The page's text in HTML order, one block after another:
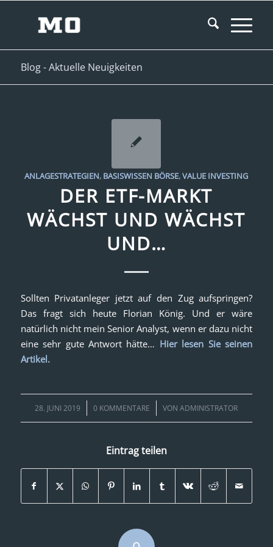
Blog - Aktuelle Neuigkeiten
ANLAGESTRATEGIEN, BASISWISSEN BÖRSE,VALUE INVESTING
DER ETF-MARKT
WÄCHST UND WÄCHST
UND…
Sollten Privatanleger jetzt auf den Zug aufspringen?
Das fragt sich heute Florian König. Und er wäre
natürlich nicht mein Senior Analyst, wenn er dazu nicht
eine sehr gute Antwort hätte… Hier lesen Sie seinen
Artikel.
28. JUNI 2019
/ 0 KOMMENTARE
/ VONADMINISTRATOR
Eintrag teilen